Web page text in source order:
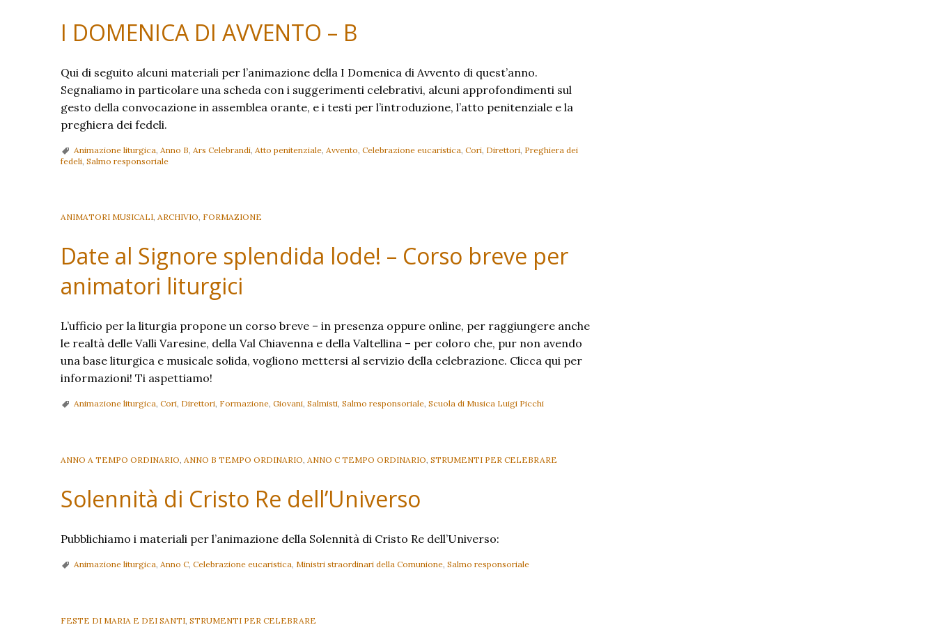
I DOMENICA DI AVVENTO – B
Qui di seguito alcuni materiali per l’animazione della I Domenica di Avvento di quest’anno.
Segnaliamo in particolare una scheda con i suggerimenti celebrativi, alcuni approfondimenti sul
gesto della convocazione in assemblea orante, e i testi per l’introduzione, l’atto penitenziale e la
preghiera dei fedeli.
Animazione liturgica Anno B Ars Celebrandi Atto penitenziale Avvento Celebrazione eucaristica Cori Direttori Preghiera dei
fedeli Salmo responsoriale
ANIMATORI MUSICALI ARCHIVIO FORMAZIONE
Date al Signore splendida lode! – Corso breve per
animatori liturgici
L’ufficio per la liturgia propone un corso breve – in presenza oppure online, per raggiungere anche
le realtà delle Valli Varesine, della Val Chiavenna e della Valtellina – per coloro che, pur non avendo
una base liturgica e musicale solida, vogliono mettersi al servizio della celebrazione. Clicca qui per
informazioni! Ti aspettiamo!
Animazione liturgica Cori Direttori Formazione Giovani Salmisti Salmo responsoriale Scuola di Musica Luigi Picchi
ANNO A TEMPO ORDINARIO ANNO B TEMPO ORDINARIO ANNO C TEMPO ORDINARIO STRUMENTI PER CELEBRARE
Solennità di Cristo Re dell’Universo
Pubblichiamo i materiali per l’animazione della Solennità di Cristo Re dell’Universo:
Animazione liturgica Anno C Celebrazione eucaristica Ministri straordinari della Comunione Salmo responsoriale
FESTE DI MARIA E DEI SANTI STRUMENTI PER CELEBRARE